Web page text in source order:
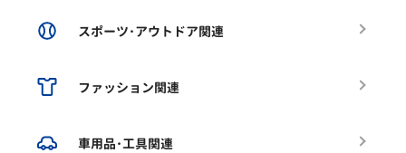
スポーツ･アウトドア関連
ファッション関連
車用品･工具関連